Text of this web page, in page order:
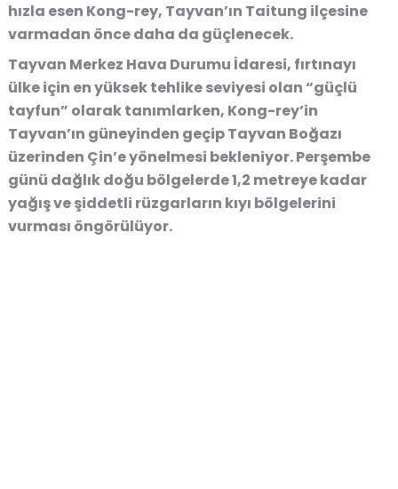
hızla esen Kong-rey, Tayvan’ın Taitung ilçesine
varmadan önce daha da güçlenecek.
Tayvan Merkez Hava Durumu İdaresi, fırtınayı
ülke için en yüksek tehlike seviyesi olan “güçlü
tayfun” olarak tanımlarken, Kong-rey’in
Tayvan’ın güneyinden geçip Tayvan Boğazı
üzerinden Çin’e yönelmesi bekleniyor. Perşembe
günü dağlık doğu bölgelerde 1,2 metreye kadar
yağış ve şiddetli rüzgarların kıyı bölgelerini
vurması öngörülüyor.